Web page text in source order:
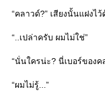
“คลาวด์?” เสียงนั้นแฝงไ
“..เปล่าครับ ผมไม่ใช่”
“นั่นใครน่ะ? นี่เบอร์ของค
“ผมไม่รู้...”